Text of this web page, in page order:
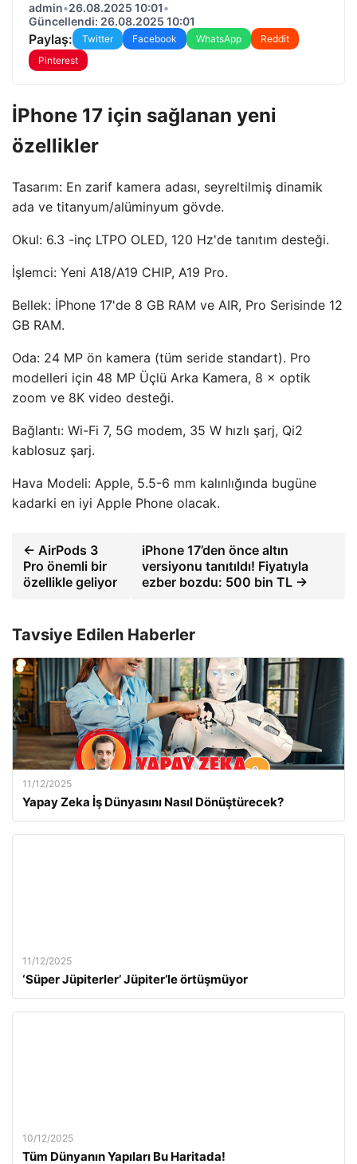
admin•26.08.2025 10:01•
Güncellendi: 26.08.2025 10:01
Paylaş: Twitter Facebook WhatsApp
Reddit
Pinterest
İPhone 17 için sağlanan yeni
özellikler
Tasarım: En zarif kamera adası, seyreltilmiş dinamik
ada ve titanyum/alüminyum gövde.
Okul: 6.3 -inç LTPO OLED, 120 Hz'de tanıtım desteği.
İşlemci: Yeni A18/A19 CHIP, A19 Pro.
Bellek: İPhone 17'de 8 GB RAM ve AIR, Pro Serisinde 12
GB RAM.
Oda: 24 MP ön kamera (tüm seride standart). Pro
modelleri için 48 MP Üçlü Arka Kamera, 8 × optik
zoom ve 8K video desteği.
Bağlantı: Wi-Fi 7, 5G modem, 35 W hızlı şarj, Qi2
kablosuz şarj.
Hava Modeli: Apple, 5.5-6 mm kalınlığında bugüne
kadarki en iyi Apple Phone olacak.
← AirPods 3
Pro önemli bir
özellikle geliyor
iPhone 17’den önce altın
versiyonu tanıtıldı! Fiyatıyla
ezber bozdu: 500 bin TL →
Tavsiye Edilen Haberler
11/12/2025
Yapay Zeka İş Dünyasını Nasıl Dönüştürecek?
11/12/2025
‘Süper Jüpiterler’ Jüpiter’le örtüşmüyor
10/12/2025
Tüm Dünyanın Yapıları Bu Haritada!